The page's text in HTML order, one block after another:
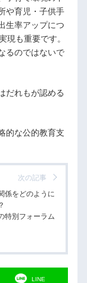
や育児・子供手
生率アップにつ
現も重要です。
るのではないで
だれもが認める
的な公的教育支
次の記事
係をどのように
特別フォーラム
LINE